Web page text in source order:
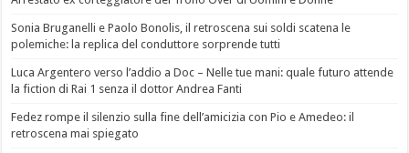
Sonia Bruganelli e Paolo Bonolis, il retroscena sui soldi scatena le
polemiche: la replica del conduttore sorprende tutti
Luca Argentero verso l’addio a Doc – Nelle tue mani: quale futuro attende
la fiction di Rai 1 senza il dottor Andrea Fanti
Fedez rompe il silenzio sulla fine dell’amicizia con Pio e Amedeo: il
retroscena mai spiegato